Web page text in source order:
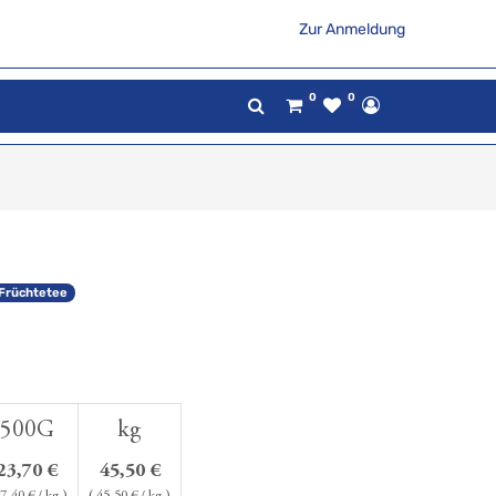
Zur Anmeldung
0 0
500G
€
kg
45,50 €